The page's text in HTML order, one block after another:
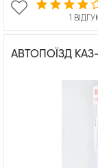
1
АВТОПОЇЗД